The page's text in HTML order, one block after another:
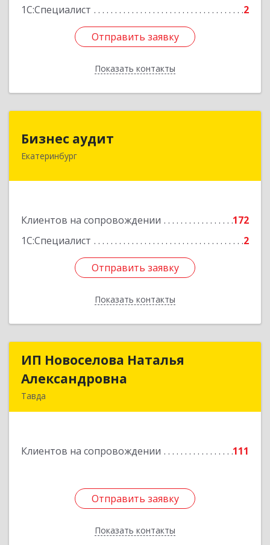
1С:Специалист
2
Отправить заявку
Показать контакты
Отправить заявку
Назад
Бизнес аудит
Екатеринбург
Клиентов на сопровождении
172
1С:Специалист
2
Отправить заявку
Показать контакты
620062, Свердловская обл, Екатеринбург г,
Отправить заявку
Назад
ИП Новоселова Наталья
Александровна
Тавда
Клиентов на сопровождении 111
Отправить заявку
Показать контакты
ИП Новоселова Наталья
Подробнее
Отправить заявку
Назад